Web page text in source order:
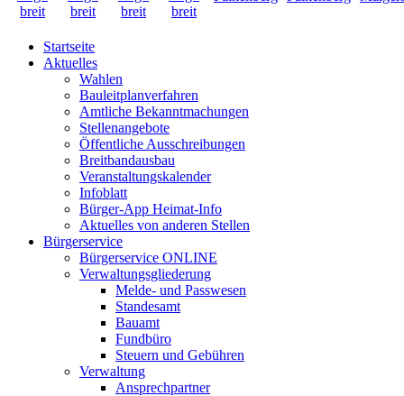
Startseite
Aktuelles
Wahlen
Bauleitplanverfahren
Amtliche Bekanntmachungen
Stellenangebote
Öffentliche Ausschreibungen
Breitbandausbau
Veranstaltungskalender
Infoblatt
Bürger-App Heimat-Info
Aktuelles von anderen Stellen
Bürgerservice
Bürgerservice ONLINE
Verwaltungsgliederung
Melde- und Passwesen
Standesamt
Bauamt
Fundbüro
Steuern und Gebühren
Verwaltung
Ansprechpartner